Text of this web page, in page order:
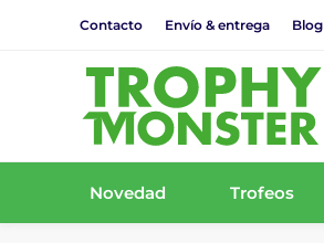
Contacto Envío & entrega Blog
Novedad Trofeos